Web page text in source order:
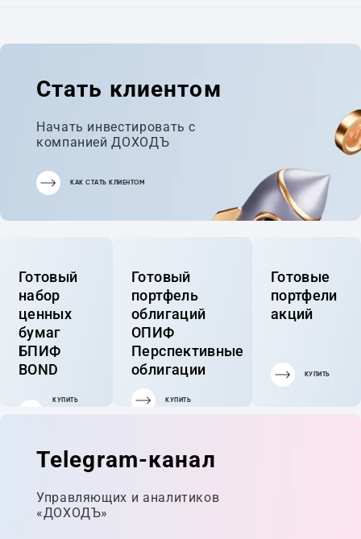
Стать клиентом
Начать инвестировать с
компанией ДОХОДЪ
КАК СТАТЬ КЛИЕНТОМ
Готовый
набор
ценных
бумаг
БПИФ
BOND
КУПИТЬ
Готовый
портфель
облигаций
ОПИФ
Перспективные
облигации
КУПИТЬ
Готовые
портфели
акций
КУПИТЬ
Telegram-канал
Управляющих и аналитиков
«ДОХОДЪ»